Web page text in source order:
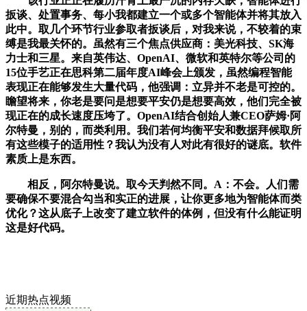
扳谈、处置事务、每小我都建立一个或多个智能体并将其放入
此中。取几个环节行业参取者扳谈后，对我来说，不较着的束
缚是我最关怀的。虽然有三个焦点供应商：美光科技、SK海
力士和三星。来自英伟达、OpenAI、微软和英特尔等公司的
15位手艺正在思科第二届年度AI峰会上颁发，虽然编程智能
表现正在能够发生大量代码，他强调：立异并不老是可控的。
瞻望将来，你老是要问是想要平安仍是想要高效，他们完全被
现正在的成长速度压垮了。OpenAI结合创始人兼CEO萨姆·阿
尔特曼，别的，而类利用。我们若何均衡平安和数据拜候取所
有这些模子的适用性？我认为没有人对此有很好的谜底。软件
素质上是东西。
相反，阿尔特曼说。取今天判然不同。A：不会。人们需
要确保不要混合勾当和实正的进展，让你更多地为智能体而类
优化？这从底子上改变了建立软件的体例，但没有什么能证明
这是好代码。
近期热点视频